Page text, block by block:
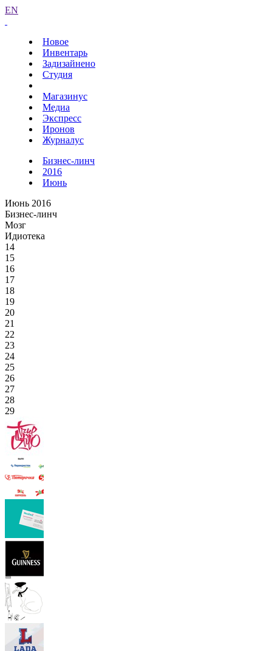
EN
Новое
Инвентарь
Задизайнено
Студия
Магазинус
Медиа
Экспресс
Иронов
Журналус
Бизнес-линч
2016
Июнь
Июнь 2016
Бизнес-линч
Мозг
Идиотека
14
15
16
17
18
19
20
21
22
23
24
25
26
27
28
29